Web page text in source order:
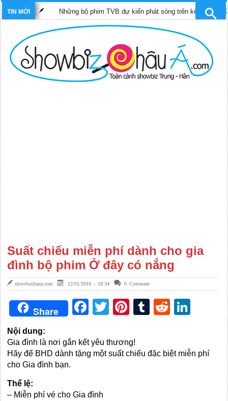
TIN MỚI Những bộ phim TVB dự kiến phát sóng trên kênh SCTV9 tháng 4/
Suất chiếu miễn phí dành cho gia
đình bộ phim Ở đây có nắng
showbizchaua.com 12/01/2018 - 18:34 0 Comment
Share Facebook
TwitterPinterest
TumblrReddit
Nội dung:
Gia đình là nơi gắn kết yêu thương!
Hãy để BHD dành tặng một suất chiếu đặc biệt miễn phí
cho Gia đình bạn.
Thể lệ:
– Miễn phí vé cho Gia đình